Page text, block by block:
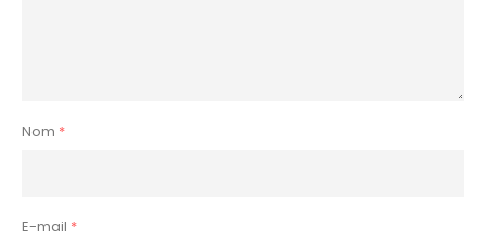
Nom *
E-mail *